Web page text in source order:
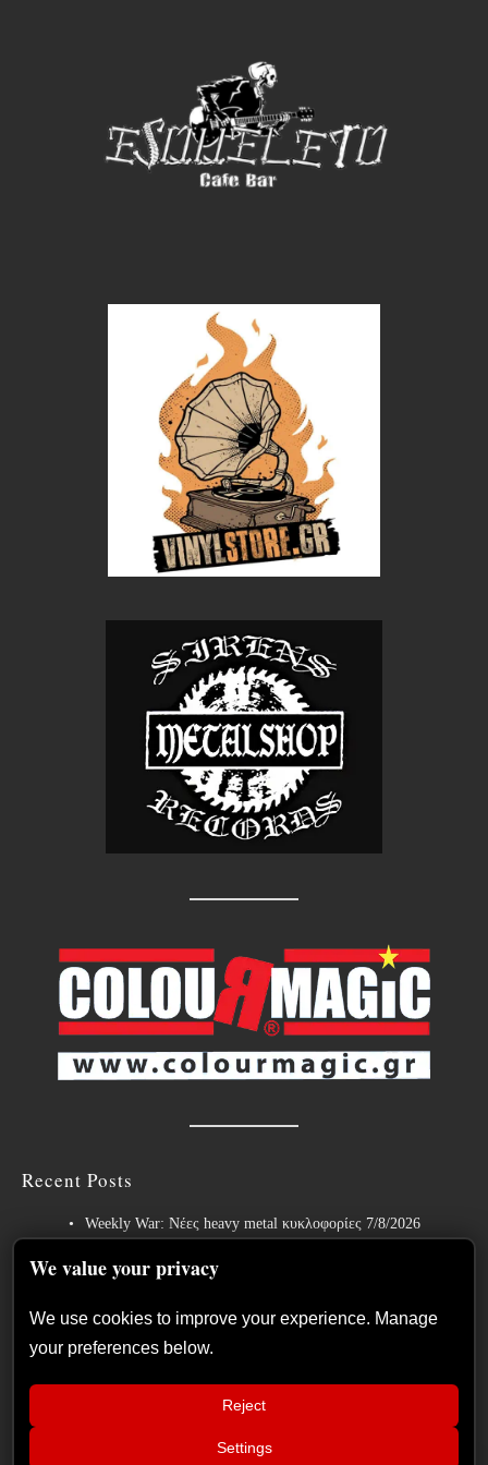
Recent Posts
Weekly War: Νέες heavy metal κυκλοφορίες 7/8/2026
Ανταπόκριση: Hills Of Rock 2026, Plovdiv BG – Day 3. Paradise
Οι Γερμανοί πρωτοπόροι του συμφωνικού metal XANDRIA
παρουσιάζουν το ομώνυμο τραγούδι του νέου τους άλμπουμ.
Οι Wayfarer κυκλοφορούν νέο τραγούδι με τη συμμετοχή του David
Eugene Edwards και προαναγγέλλουν το νέο τους στούντιο άλμπουμ.
The Gathering: Η αέναη μεταμόρφωση των Ολλανδών πρωτοπόρων
We value your privacy
We use cookies to improve your experience. Manage
your preferences below.
Reject
Settings